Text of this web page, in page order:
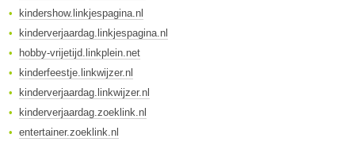
kindershow.linkjespagina.nl
kinderverjaardag.linkjespagina.nl
hobby-vrijetijd.linkplein.net
kinderfeestje.linkwijzer.nl
kinderverjaardag.linkwijzer.nl
kinderverjaardag.zoeklink.nl
entertainer.zoeklink.nl